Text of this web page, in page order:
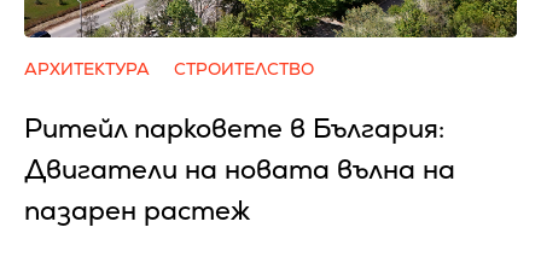
АРХИТЕКТУРА СТРОИТЕЛСТВО
Ритейл парковете в България:
Двигатели на новата вълна на
пазарен растеж